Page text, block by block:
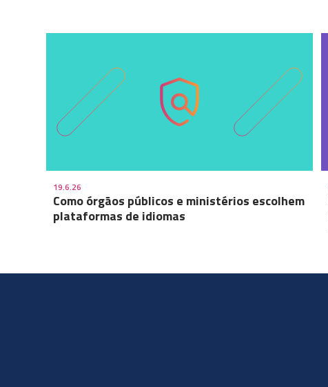
19.6.26
Como órgãos públicos e ministérios escolhem
plataformas de idiomas